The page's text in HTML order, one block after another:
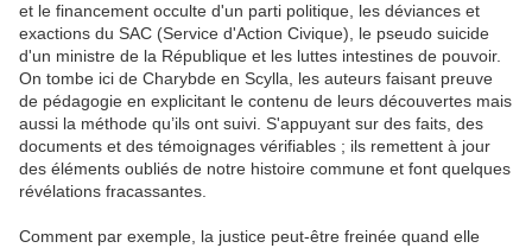
et le financement occulte d'un parti politique, les déviances et
exactions du SAC (Service d'Action Civique), le pseudo suicide
d'un ministre de la République et les luttes intestines de pouvoir.
On tombe ici de Charybde en Scylla, les auteurs faisant preuve
de pédagogie en explicitant le contenu de leurs découvertes mais
aussi la méthode qu’ils ont suivi. S'appuyant sur des faits, des
documents et des témoignages vérifiables ; ils remettent à jour
des éléments oubliés de notre histoire commune et font quelques
révélations fracassantes.
Comment par exemple, la justice peut-être freinée quand elle